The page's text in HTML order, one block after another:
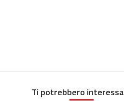
Ti potrebbero